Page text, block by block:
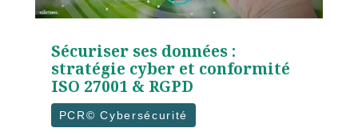
Sécuriser ses données :
stratégie cyber et conformité
ISO 27001 & RGPD
PCR© Cybersécurité